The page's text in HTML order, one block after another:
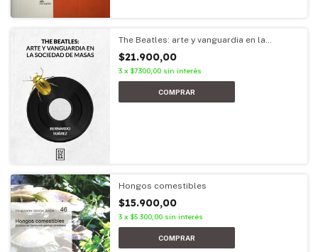
The Beatles: arte y vanguardia en la
$21.900,00
3 x $7.300,00 sin interés
Hongos comestibles
$15.900,00
3 x $5.300,00 sin interés